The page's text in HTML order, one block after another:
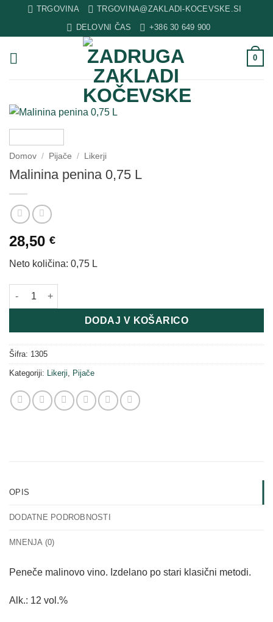
content
TRGOVINA
TRGOVINA@ZAKLADI-KOCEVSKE.SI
DELOVNI ČAS
+386 30 649 900
0
Domov / Pijače / Likerji
Malinina penina 0,75 L
28,50 €
Neto količina: 0,75 L
Malinina penina 0,75 L količina
DODAJ V KOŠARICO
Šifra: 1305
Kategoriji: Likerji, Pijače
OPIS
DODATNE PODROBNOSTI
MNENJA (0)
Peneče malinovo vino. Izdelano po stari klasični metodi.
Alk.: 12 vol.%